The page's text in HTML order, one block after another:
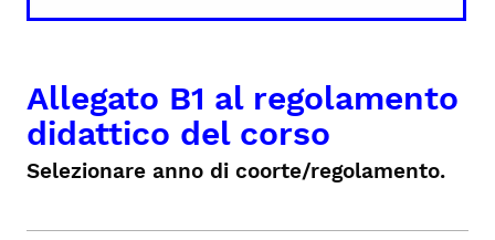
Allegato B1 al regolamento
didattico del corso
Selezionare anno di coorte/regolamento.